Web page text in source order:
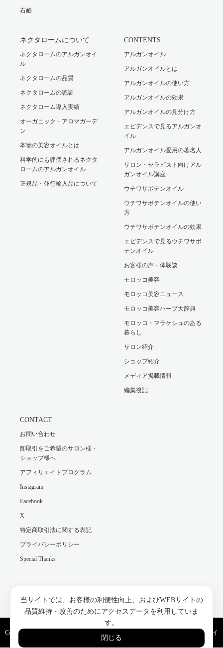
石鹸
ネクタロームについて
ネクタロームのアルガンオイ
ル
ネクタロームの品質
ネクタロームの認証
ネクタローム導入実績
オーガニック・アロマガーデ
ン
本物の美容オイルとは
科学的にも評価されるネクタ
ロームのアルガンオイル
正規品・並行輸入品について
CONTENTS
アルガンオイル
アルガンオイルとは
アルガンオイルの使い方
アルガンオイルの効果
アルガンオイルの見分け方
エビデンスで見るアルガンオ
イル
アルガンオイル愛用の著名人
サロン・セラピスト向けアル
ガンオイル講座
ウチワサボテンオイル
ウチワサボテンオイルの使い
方
ウチワサボテンオイルの効果
エビデンスで見るウチワサボ
テンオイル
お客様の声・体験談
モロッコ美容
モロッコ美容ニュース
モロッコ美容ハーブ大辞典
モロッコ・マラケシュのある
暮らし
サロン紹介
ショップ紹介
メディア掲載情報
編集後記
CONTACT
お問い合わせ
卸取引をご希望のサロン様・
ショップ様へ
アフィリエイトプログラム
Instagram
Facebook
X
特定商取引法に関する表記
プライバシーポリシー
Special Thanks
Copyright © モロッコ美容のネクタローム（NECTAROME）公式｜アルガンオイ
当サイトでは、お客様の利便性向上、およびWEBサイトの
品質維持・改善のためにアクセスデータを利用していま
す。
閉じる